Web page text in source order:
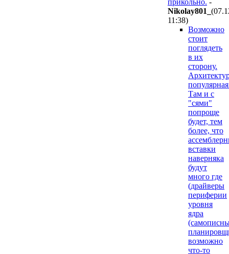
Nikolay801_
11:38)
Возможно
стоит
поглядеть
в их
сторону.
Там и с
"сями"
попроще
будет, тем
более, что
вставки
наверняка
будут
много где
(драйверы
периферии
уровня
ядра
возможно
что-то